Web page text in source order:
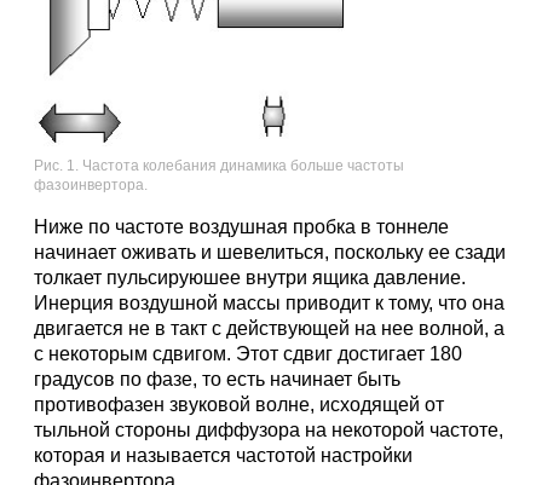
Рис. 1. Частота колебания динамика больше частоты
фазоинвертора.
Ниже по частоте воздушная пробка в тоннеле
начинает оживать и шевелиться, поскольку ее сзади
толкает пульсируюшее внутри ящика давление.
Инерция воздушной массы приводит к тому, что она
двигается не в такт с действующей на нее волной, а
с некоторым сдвигом. Этот сдвиг достигает 180
градусов по фазе, то есть начинает быть
противофазен звуковой волне, исходящей от
тыльной стороны диффузора на некоторой частоте,
которая и называется частотой настройки